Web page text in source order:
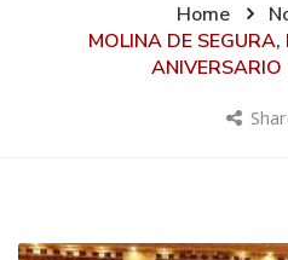
Home
MOLINA DE